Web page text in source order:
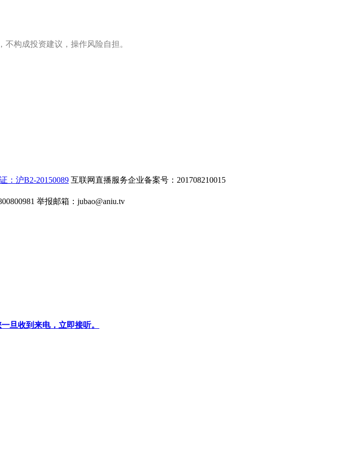
不构成投资建议，操作风险自担。
：沪B2-20150089 互联网直播服务企业备案号：201708210015
举报邮箱： jubao@aniu.tv
旦收到来电，立即接听。